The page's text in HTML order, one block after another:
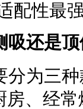
配性最
吸还是顶
分为三
、经